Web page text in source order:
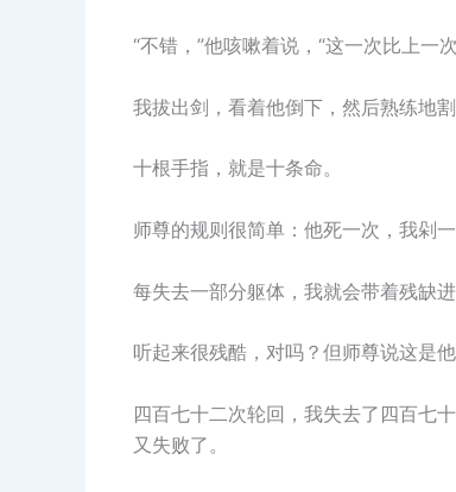
“不错，”他咳嗽着说，“这一次比上一
我拔出剑，看着他倒下，然后熟练地割
十根手指，就是十条命。
师尊的规则很简单：他死一次，我剁
每失去一部分躯体，我就会带着残缺进
听起来很残酷，对吗？但师尊说这是
四百七十二次轮回，我失去了四百七
又失败了。